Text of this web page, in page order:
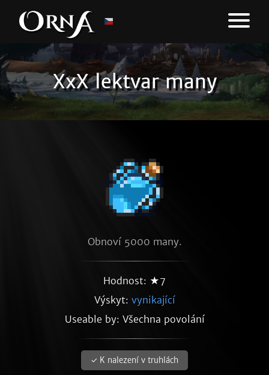
XxX lektvar many
Obnoví 5000 many.
Hodnost: ★7
Výskyt: vynikající
Useable by: Všechna povolání
✓ K nalezení v truhlách